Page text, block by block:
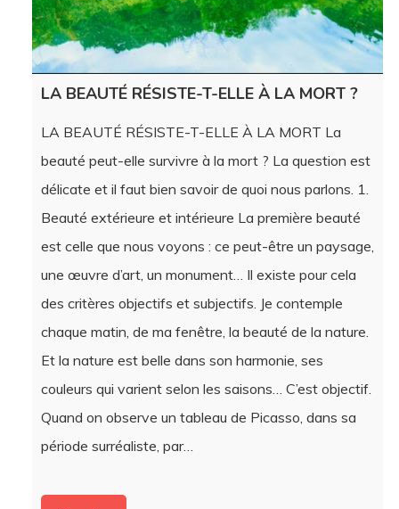
LA BEAUTÉ RÉSISTE-T-ELLE À LA MORT ?
LA BEAUTÉ RÉSISTE-T-ELLE À LA MORT La
Beauté extérieure et intérieure La première beauté
est celle que nous voyons : ce peut-être un paysage,
une œuvre d’art, un monument… Il existe pour cela
des critères objectifs et subjectifs. Je contemple
chaque matin, de ma fenêtre, la beauté de la nature.
Et la nature est belle dans son harmonie, ses
couleurs qui varient selon les saisons… C’est objectif.
période surréaliste, par…